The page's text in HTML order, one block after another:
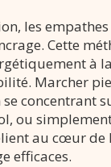
les
Cette
à
Marcher
concentrant
ou
au cœur de
efficaces.